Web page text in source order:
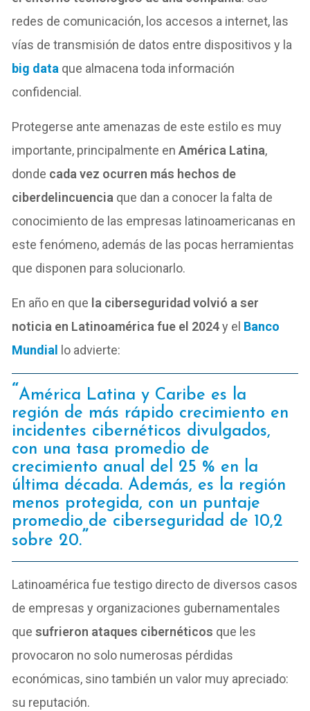
redes de comunicación, los accesos a internet, las
vías de transmisión de datos entre dispositivos y la
big data que almacena toda información
confidencial.
Protegerse ante amenazas de este estilo es muy
importante, principalmente enAmérica Latina,
donde cada vez ocurren más hechos de
ciberdelincuencia que dan a conocer la falta de
conocimiento de las empresas latinoamericanas en
este fenómeno, además de las pocas herramientas
que disponen para solucionarlo.
En año en que la ciberseguridad volvió a ser
noticia en Latinoamérica fue el 2024y el Banco
Mundial lo advierte:
América Latina y Caribe es la
región de más rápido crecimiento en
incidentes cibernéticos divulgados,
con una tasa promedio de
crecimiento anual del 25 % en la
última década. Además, es la región
menos protegida, con un puntaje
promedio de ciberseguridad de 10,2
sobre 20.
Latinoamérica fue testigo directo de diversos casos
de empresas y organizaciones gubernamentales
quesufrieron ataques cibernéticos que les
provocaron no solo numerosas pérdidas
económicas, sino también un valor muy apreciado:
su reputación.